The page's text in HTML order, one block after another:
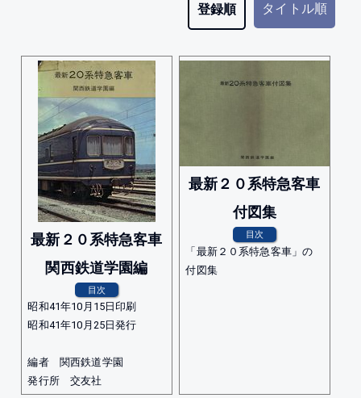
タイトル順
登録順
最新２０系特急客車
関西鉄道学園編
目次
昭和41年10月15日印刷
昭和41年10月25日発行
編者 関西鉄道学園
発行所 交友社
最新２０系特急客車
付図集
目次
「最新２０系特急客車」の
付図集